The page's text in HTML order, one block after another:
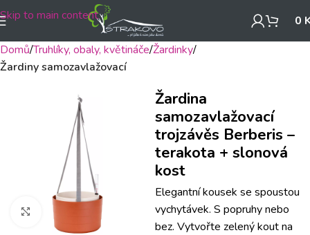
Skip to main content 0
Domů Truhlíky, obaly, květináče Žardinky
Žardiny samozavlažovací
Klikněte pro zvětšení
Žardina
samozavlažovací
trojzávěs Berberis –
terakota + slonová
kost
Elegantní kousek se spoustou
vychytávek. S popruhy nebo
bez. Vytvořte zelený kout na